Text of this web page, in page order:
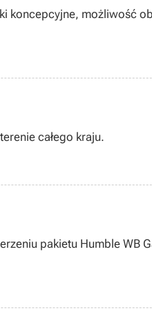
całego kraju.
pakietu Humble WB